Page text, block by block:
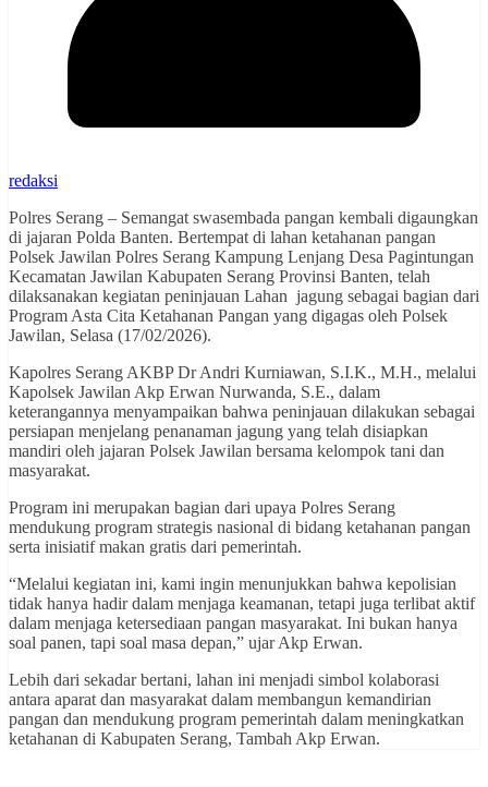
redaksi
Polres Serang – Semangat swasembada pangan kembali digaungkan
di jajaran Polda Banten. Bertempat di lahan ketahanan pangan
Polsek Jawilan Polres Serang Kampung Lenjang Desa Pagintungan
Kecamatan Jawilan Kabupaten Serang Provinsi Banten, telah
dilaksanakan kegiatan peninjauan Lahan jagung sebagai bagian dari
Program Asta Cita Ketahanan Pangan yang digagas oleh Polsek
Jawilan, Selasa (17/02/2026).
Kapolres Serang AKBP Dr Andri Kurniawan, S.I.K., M.H., melalui
Kapolsek Jawilan Akp Erwan Nurwanda, S.E., dalam
keterangannya menyampaikan bahwa peninjauan dilakukan sebagai
persiapan menjelang penanaman jagung yang telah disiapkan
mandiri oleh jajaran Polsek Jawilan bersama kelompok tani dan
masyarakat.
Program ini merupakan bagian dari upaya Polres Serang
mendukung program strategis nasional di bidang ketahanan pangan
serta inisiatif makan gratis dari pemerintah.
“Melalui kegiatan ini, kami ingin menunjukkan bahwa kepolisian
tidak hanya hadir dalam menjaga keamanan, tetapi juga terlibat aktif
dalam menjaga ketersediaan pangan masyarakat. Ini bukan hanya
soal panen, tapi soal masa depan,” ujar Akp Erwan.
Lebih dari sekadar bertani, lahan ini menjadi simbol kolaborasi
antara aparat dan masyarakat dalam membangun kemandirian
pangan dan mendukung program pemerintah dalam meningkatkan
ketahanan di Kabupaten Serang, Tambah Akp Erwan.